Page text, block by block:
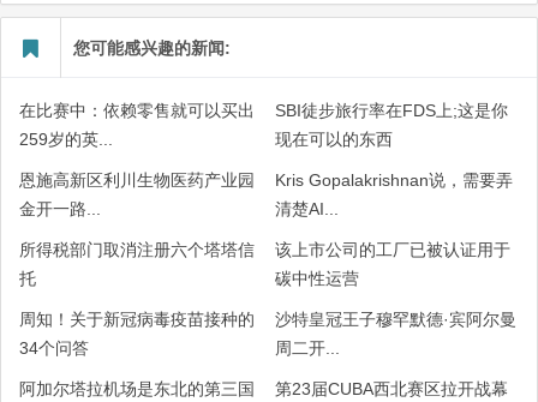
您可能感兴趣的新闻:
在比赛中：依赖零售就可以买出
259岁的英...
SBI徒步旅行率在FDS上;这是你
现在可以的东西
恩施高新区利川生物医药产业园
金开一路...
Kris Gopalakrishnan说，需要弄
清楚AI...
所得税部门取消注册六个塔塔信
托
该上市公司的工厂已被认证用于
碳中性运营
周知！关于新冠病毒疫苗接种的
34个问答
沙特皇冠王子穆罕默德·宾阿尔曼
周二开...
阿加尔塔拉机场是东北的第三国 第23届CUBA西北赛区拉开战幕